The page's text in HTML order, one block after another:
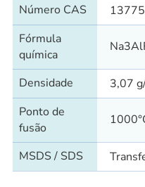
Número CAS
Fórmula
química
Densidade
3,07
Ponto de
fusão
MSDS / SDS